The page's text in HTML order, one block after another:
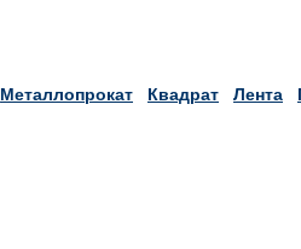
Металлопрокат Квадрат Лента